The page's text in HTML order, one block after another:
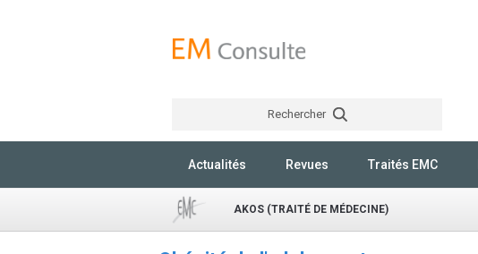
Rechercher
Actualités Revues Traités EMC
AKOS (TRAITÉ DE MÉDECINE)